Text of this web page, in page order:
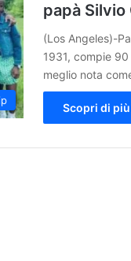
papà Silvio
(Los Angeles)-
1931, compie
meglio nota
Scopri di più